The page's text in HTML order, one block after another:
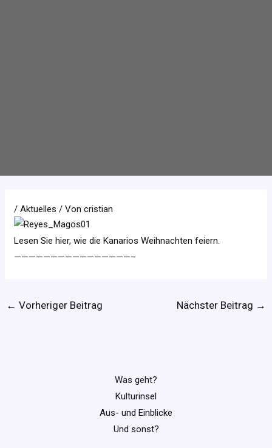
/Aktuelles / Voncristian
Lesen Sie hier, wie die Kanarios Weihnachten feiern.
————————————————–
← Vorheriger Beitrag Nächster Beitrag →
Was geht?
Kulturinsel
Aus- und Einblicke
Und sonst?